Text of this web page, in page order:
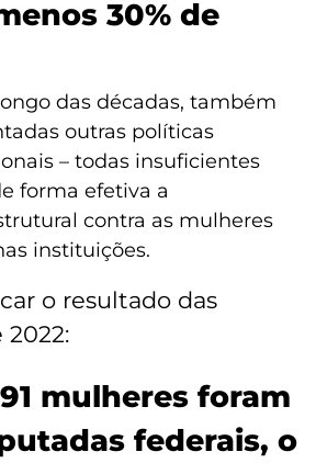
30% de
das décadas, também
outras políticas
– todas insuficientes
forma efetiva a
contra as mulheres
instituições.
o resultado das
2022:
mulheres foram
federais, o